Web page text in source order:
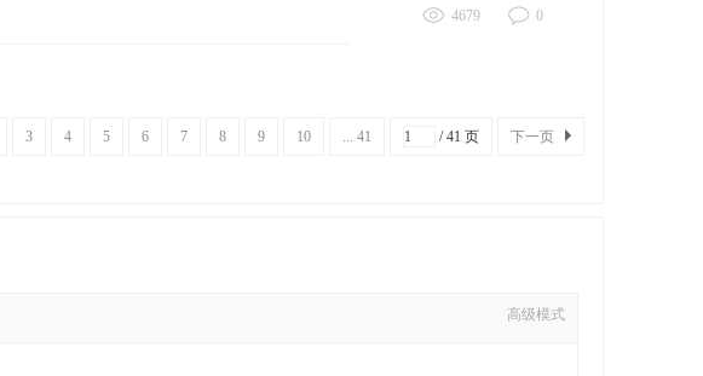
4679 0
3 4 5 6 7 8 9 10 ... 41 / 41 页 下一页
高级模式